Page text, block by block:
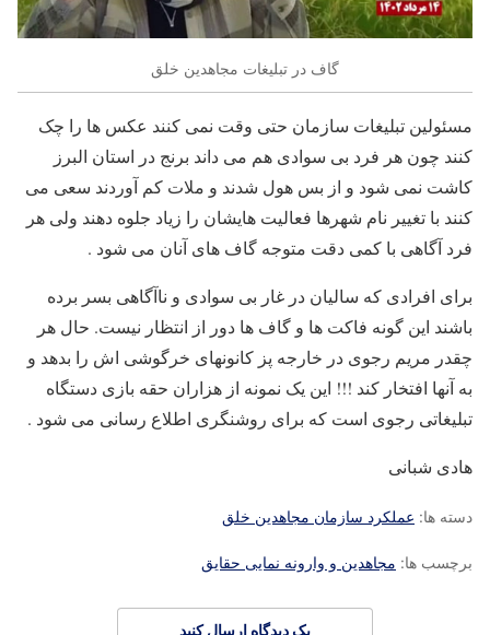
گاف در تبلیغات مجاهدین خلق
مسئولین تبلیغات سازمان حتی وقت نمی کنند عکس ها را چک
کنند چون هر فرد بی سوادی هم می داند برنج در استان البرز
کاشت نمی شود و از بس هول شدند و ملات کم آوردند سعی می
کنند با تغییر نام شهرها فعالیت هایشان را زیاد جلوه دهند ولی هر
فرد آگاهی با کمی دقت متوجه گاف های آنان می شود .
برای افرادی که سالیان در غار بی سوادی و ناآگاهی بسر برده
باشند این گونه فاکت ها و گاف ها دور از انتظار نیست. حال هر
چقدر مریم رجوی در خارجه پز کانونهای خرگوشی اش را بدهد و
به آنها افتخار کند !!! این یک نمونه از هزاران حقه بازی دستگاه
تبلیغاتی رجوی است که برای روشنگری اطلاع رسانی می شود .
هادی شبانی
دسته ها: عملکرد سازمان مجاهدین خلق
برچسب ها: مجاهدین و وارونه نمایی حقایق
یک دیدگاه ارسال کنید